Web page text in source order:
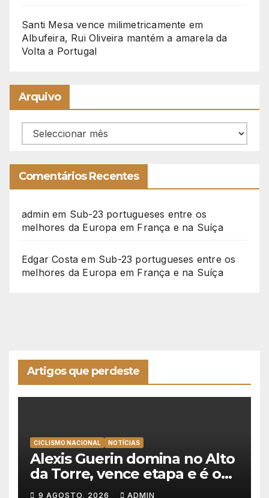
Santi Mesa vence milimetricamente em
Albufeira, Rui Oliveira mantém a amarela da
Volta a Portugal
Arquivo
Arquivo
Comentários Recentes
admin em Sub-23 portugueses entre os
melhores da Europa em França e na Suíça
Edgar Costa em Sub-23 portugueses entre os
melhores da Europa em França e na Suíça
Artigos que perdeste
CICLISMO NACIONAL NOTÍCIAS
Alexis Guerin domina no Alto
da Torre, vence etapa e é o
novo líder da Volta a
9 AGOSTO, 2026 ADMIN